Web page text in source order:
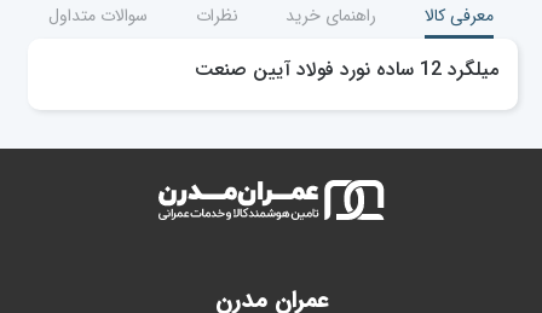
معرفی کالا راهنمای خرید نظرات سوالات متداول
میلگرد 12 ساده نورد فولاد آیین صنعت
عمران مدرن